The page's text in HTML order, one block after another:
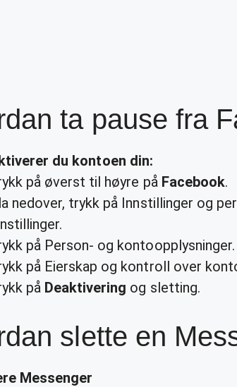
ta pause fra
du kontoen din:
på øverst til høyre på Facebook.
nedover, trykk på Innstillinger og
på Person- og kontoopplysninger.
på Eierskap og kontroll over
på Deaktivering og sletting.
slette en
Messenger